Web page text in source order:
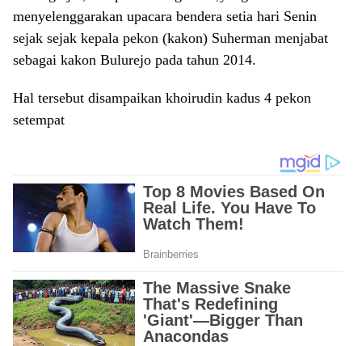
menyelenggarakan upacara bendera setia hari Senin
sejak sejak kepala pekon (kakon) Suherman menjabat
sebagai kakon Bulurejo pada tahun 2014.
Hal tersebut disampaikan khoirudin kadus 4 pekon
setempat